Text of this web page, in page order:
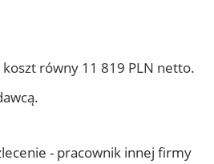
koszt równy 11 819 PLN netto.
- pracownik innej firmy